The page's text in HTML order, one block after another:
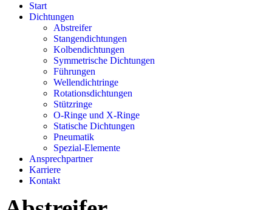
Start
Dichtungen
Abstreifer
Stangendichtungen
Kolbendichtungen
Symmetrische Dichtungen
Führungen
Wellendichtringe
Rotationsdichtungen
Stützringe
O-Ringe und X-Ringe
Statische Dichtungen
Pneumatik
Spezial-Elemente
Ansprechpartner
Karriere
Kontakt